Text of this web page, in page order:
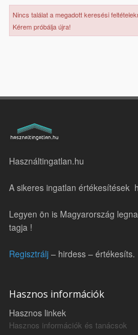
Nincs találat a megadott keresési
Kérem próbálja újra!
Használtingatlan.hu
A sikeres ingatlan értékesítések
Legyen ön is Magyarország
tagja !
Regisztrálj – hirdess – értékesíts.
Hasznos információk
Hasznos linkek
Hasznos információk és tanácsok